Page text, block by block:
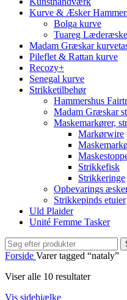
Kurve & Æsker
Bolga kurve
Tuareg
Madam Græskar
Pileflet & Rattan kurve
Recozy+
Senegal kurve
Strikketilbehør
Hammershus
Madam Græskar
Maskemarkører,
Markørwire
Strikkefisk
Strikkeringe
Opbevarings
Strikkepinds etuier
Uld Plaider
Unité Femme Tasker
Forside Varer tagged “nataly”
Viser alle 10 resultater
Vis sidebjælke